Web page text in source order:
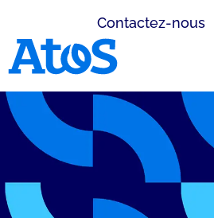
Contactez-nous